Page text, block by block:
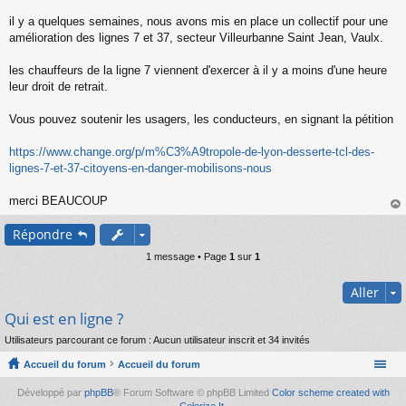
s
a
g
n
o
u
il y a quelques semaines, nous avons mis en place un collectif pour une
amélioration des lignes 7 et 37, secteur Villeurbanne Saint Jean, Vaulx.
les chauffeurs de la ligne 7 viennent d'exercer à il y a moins d'une heure
leur droit de retrait.
Vous pouvez soutenir les usagers, les conducteurs, en signant la pétition
https://www.change.org/p/m%C3%A9tropole-de-lyon-desserte-tcl-des-
lignes-7-et-37-citoyens-en-danger-mobilisons-nous
merci BEAUCOUP
au
Répondre
1 message • Page 1 sur 1
Aller
Qui est en ligne ?
Utilisateurs parcourant ce forum : Aucun utilisateur inscrit et 34 invités
Accueil du forum Accueil du forum
Développé par phpBB® Forum Software © phpBB Limited Color scheme created with